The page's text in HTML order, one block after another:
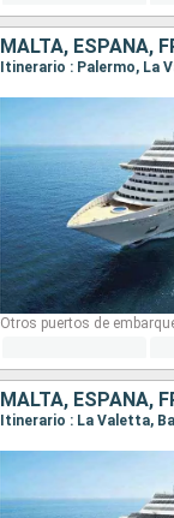
MALTA, ESPAÑA,
Itinerario : Palermo, La
Otros puertos de
MALTA, ESPAÑA,
Itinerario : La Valetta,